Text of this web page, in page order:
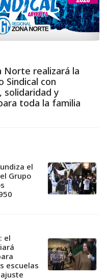
Norte realizará la
Sindical con
solidaridad y
toda la familia
el
Grupo
el
escuelas